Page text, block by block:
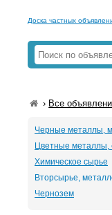
Доска частных
› Все
Черные металлы,
Цветные металлы,
Химическое сырье
Вторсырье,
Чернозем